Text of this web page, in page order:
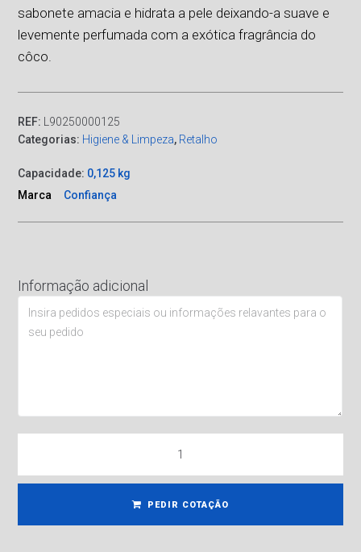
sabonete amacia e hidrata a pele deixando-a suave e
levemente perfumada com a exótica fragrância do
côco.
REF: L90250000125
Categorias: Higiene & Limpeza, Retalho
Capacidade: 0,125 kg
Marca
Confiança
Informação adicional
PEDIR COTAÇÃO